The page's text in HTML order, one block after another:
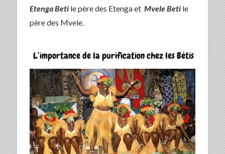
Etenga Betile père des Etenga et Mvele Beti le
père des Mvele.
L’importance de la purification chez les Bétis